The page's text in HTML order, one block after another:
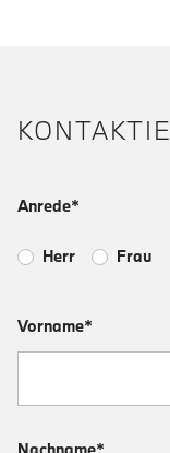
Anrede*
Herr Frau
Vorname*
Nachname*